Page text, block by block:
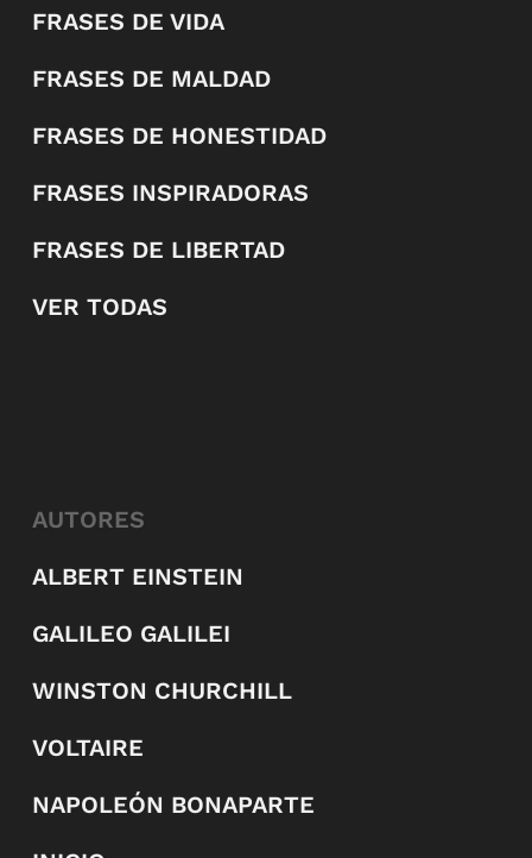
FRASES DE VIDA
FRASES DE MALDAD
FRASES DE HONESTIDAD
FRASES INSPIRADORAS
FRASES DE LIBERTAD
VER TODAS
AUTORES
ALBERT EINSTEIN
GALILEO GALILEI
WINSTON CHURCHILL
VOLTAIRE
NAPOLEÓN BONAPARTE